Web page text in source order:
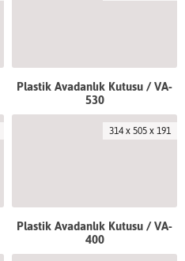
Plastik Avadanlık Kutusu / VA-
530
314 x 505 x 191
Plastik Avadanlık Kutusu / VA-
400